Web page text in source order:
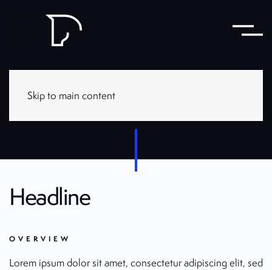
Skip to main contentProjects
Headline
OVERVIEW
Lorem ipsum dolor sit amet, consectetur adipiscing elit, sed